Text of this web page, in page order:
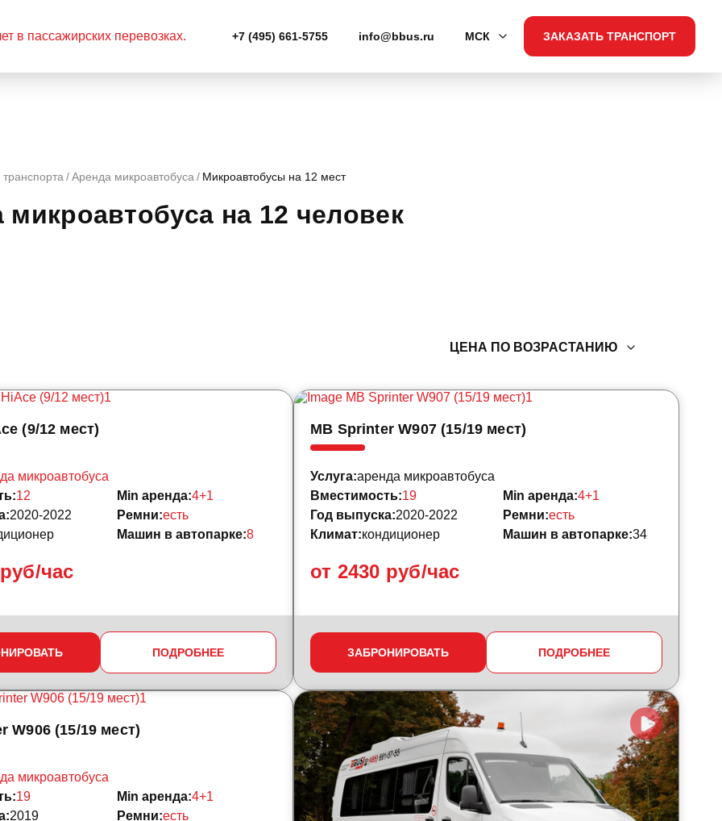
+7 (495) 661-5755 info@bbus.ru МСК ЗАКАЗАТЬ ТРАНСПОРТ
транспорта Аренда микроавтобуса Микроавтобусы на 12 мест
микроавтобуса на 12 человек
ЦЕНА ПО ВОЗРАСТАНИЮ
(9/12 мест)
час
микроавтобуса
12 Min аренда:4+1
2020-2022 Ремни:есть
Машин в автопарке:8
ПОДРОБНЕЕ
MB Sprinter W907 (15/19 мест)
от 2430 руб/час
Услуга:аренда микроавтобуса
Вместимость:19 Min аренда:4+1
Год выпуска:2020-2022 Ремни:есть
Климат:кондиционер Машин в автопарке:34
ЗАБРОНИРОВАТЬ ПОДРОБНЕЕ
W906 (15/19 мест)
микроавтобуса
19 Min аренда:4+1
2019 Ремни:есть